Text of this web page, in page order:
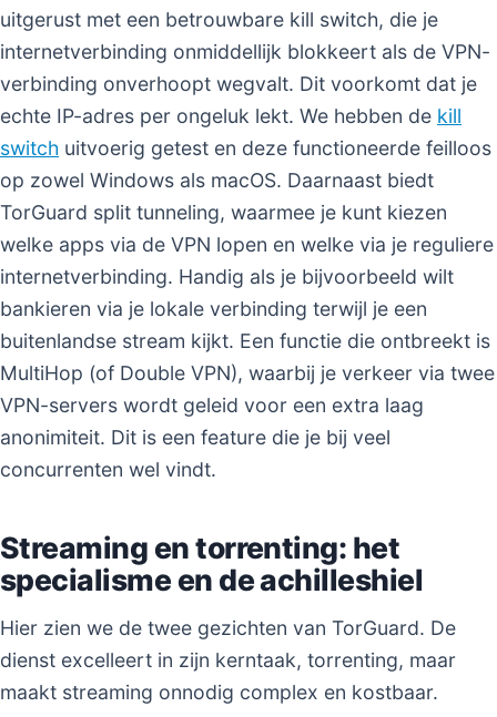
uitgerust met een betrouwbare kill switch, die je
internetverbinding onmiddellijk blokkeert als de VPN-
verbinding onverhoopt wegvalt. Dit voorkomt dat je
echte IP-adres per ongeluk lekt. We hebben de kill
switch uitvoerig getest en deze functioneerde feilloos
op zowel Windows als macOS. Daarnaast biedt
TorGuard split tunneling, waarmee je kunt kiezen
welke apps via de VPN lopen en welke via je reguliere
internetverbinding. Handig als je bijvoorbeeld wilt
bankieren via je lokale verbinding terwijl je een
buitenlandse stream kijkt. Een functie die ontbreekt is
MultiHop (of Double VPN), waarbij je verkeer via twee
VPN-servers wordt geleid voor een extra laag
anonimiteit. Dit is een feature die je bij veel
concurrenten wel vindt.
Streaming en torrenting: het
specialisme en de achilleshiel
Hier zien we de twee gezichten van TorGuard. De
dienst excelleert in zijn kerntaak, torrenting, maar
maakt streaming onnodig complex en kostbaar.